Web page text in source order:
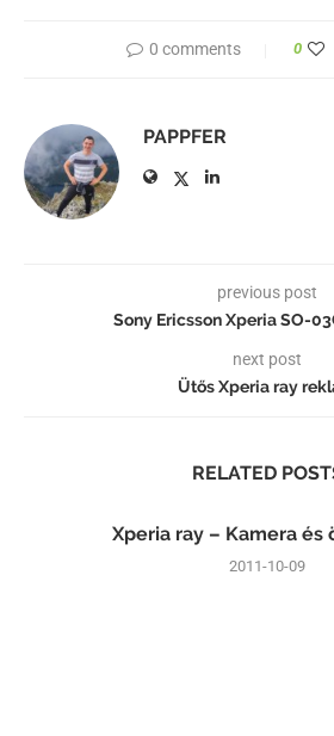
0 comments 0
PAPPFER
previous post
Sony Ericsson Xperia SO-
next post
Ütős Xperia ray
RELATED
Xperia ray – Kamera és
2011-10-09